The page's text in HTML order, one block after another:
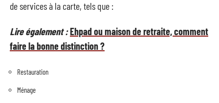
de services à la carte, tels que :
Lire également :Ehpad ou maison de retraite, comment
faire la bonne distinction ?
Restauration
Ménage